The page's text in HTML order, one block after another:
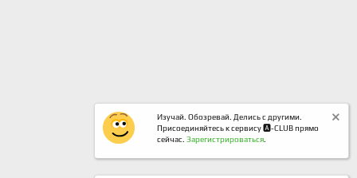
Изучай. Обозревай. Делись с другими.
Присоединяйтесь к сервису 🅰️-CLUB прямо
сейчас. Зарегистрироваться